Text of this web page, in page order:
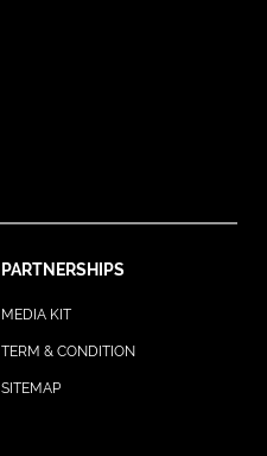
PARTNERSHIPS
MEDIA KIT
TERM & CONDITION
SITEMAP